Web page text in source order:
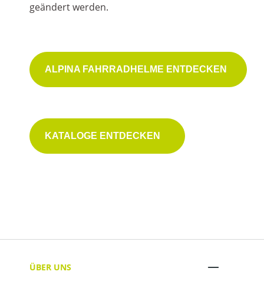
geändert werden.
ALPINA FAHRRADHELME ENTDECKEN
KATALOGE ENTDECKEN
ÜBER UNS